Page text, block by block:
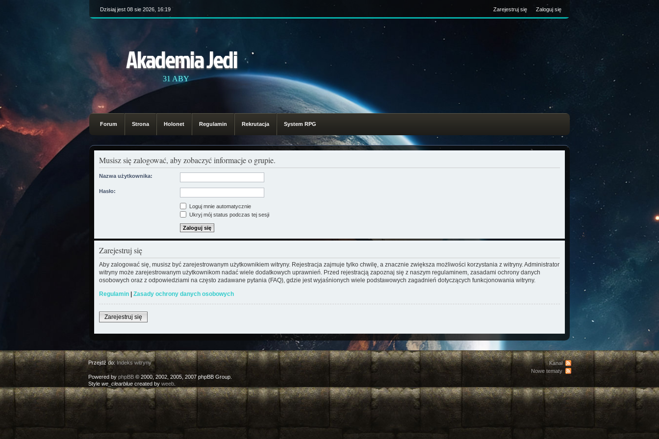
Dzisiaj jest 08 sie 2026, 16:19 Zarejestruj się Zaloguj się
Akademia Jedi
31 ABY
Forum Strona Holonet Regulamin Rekrutacja System RPG
Musisz się zalogować, aby zobaczyć informacje o grupie.
Nazwa użytkownika:
Hasło:
Loguj mnie automatycznie
Ukryj mój status podczas tej sesji
Zarejestruj się
Aby zalogować się, musisz być zarejestrowanym użytkownikiem witryny. Rejestracja zajmuje tylko chwilę, a znacznie zwiększa możliwości korzystania z witryny. Administrator
witryny może zarejestrowanym użytkownikom nadać wiele dodatkowych uprawnień. Przed rejestracją zapoznaj się z naszym regulaminem, zasadami ochrony danych
osobowych oraz z odpowiedziami na często zadawane pytania (FAQ), gdzie jest wyjaśnionych wiele podstawowych zagadnień dotyczących funkcjonowania witryny.
Regulamin | Zasady ochrony danych osobowych
Zarejestruj się
Przejdź do:Indeks witryny
Powered by phpBB© 2000, 2002, 2005, 2007 phpBB Group.
Style we_clearbluecreated by weeb.
Kanał
Nowe tematy